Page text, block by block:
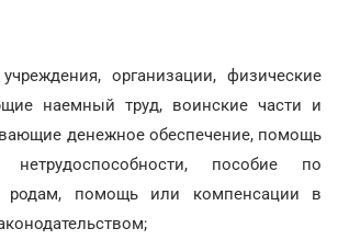
организации, физические
наемный труд, воинские части и
денежное обеспечение, помощь
пособие по
родам, помощь или компенсации в